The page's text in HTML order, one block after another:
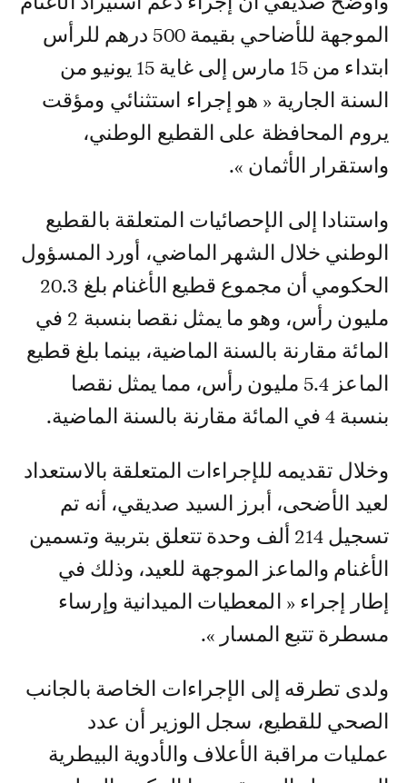
الموجهة للأضاحي بقيمة 500 درهم للرأس
ابتداء من 15 مارس إلى غاية 15 يونيو من
السنة الجارية « هو إجراء استثنائي ومؤقت
يروم المحافظة على القطيع الوطني،
واستقرار الأثمان ».
واستنادا إلى الإحصائيات المتعلقة بالقطيع
الوطني خلال الشهر الماضي، أورد المسؤول
الحكومي أن مجموع قطيع الأغنام بلغ 20.3
مليون رأس، وهو ما يمثل نقصا بنسبة 2 في
المائة مقارنة بالسنة الماضية، بينما بلغ قطيع
الماعز 5.4 مليون رأس، مما يمثل نقصا
بنسبة 4 في المائة مقارنة بالسنة الماضية.
وخلال تقديمه للإجراءات المتعلقة بالاستعداد
لعيد الأضحى، أبرز السيد صديقي، أنه تم
تسجيل 214 ألف وحدة تتعلق بتربية وتسمين
الأغنام والماعز الموجهة للعيد، وذلك في
إطار إجراء « المعطيات الميدانية وإرساء
مسطرة تتبع المسار ».
ولدى تطرقه إلى الإجراءات الخاصة بالجانب
الصحي للقطيع، سجل الوزير أن عدد
عمليات مراقبة الأعلاف والأدوية البيطرية